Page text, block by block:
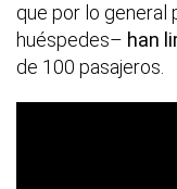
que por lo general
huéspedes– han
de 100 pasajeros.